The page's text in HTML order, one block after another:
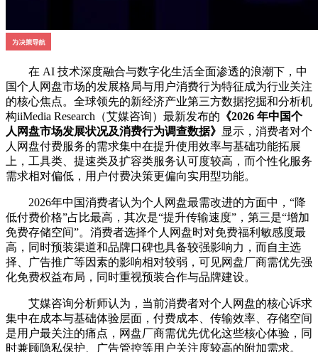
在 AI 技术深度融合与数字化生活全面渗透的浪潮下，中
国个人网盘市场的发展格局与用户消费行为特征成为行业关注
的核心焦点。全球领先的新经济产业第三方数据挖掘和分析机
构iiMedia Research（艾媒咨询）最新发布的 《2026 年中国个
人网盘市场发展状况及消费行为调查数据》 显示，消费者对个
人网盘付费服务的需求集中在提升使用效率与基础功能拓展
上，工具类、提速类及扩容类服务认可度较高，而个性化服务
需求相对偏低，用户付费决策更偏向实用型功能。
2026年中国消费者认为个人网盘最需改进的方面中，“降
低付费价格”占比最高，其次是“提升传输速度”，第三是“增加
免费存储空间”。消费者选择个人网盘时对免费福利敏感度最
高，同时预装渠道和品牌口碑也具备较强影响力，而自主选
择、广告推广等因素的影响相对较弱，可见网盘厂商需优先强
化免费权益布局，同时重视预装合作与品牌建设。
艾媒咨询分析师认为，当前消费者对个人网盘的核心诉求
集中在成本与基础体验层面，付费成本、传输效率、存储空间
是用户最关注的痛点，网盘厂商需优先优化这些核心体验，同
时兼顾隐私保护、广告管控等用户关注度较高的附加需求。